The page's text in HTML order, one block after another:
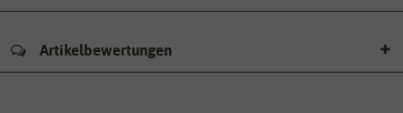
Artikelbewertungen